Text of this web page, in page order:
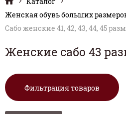
Женская обувь больших
Сабо женские 41, 42, 43, 44, 45
Женские сабо 43
Фильтрация товаров